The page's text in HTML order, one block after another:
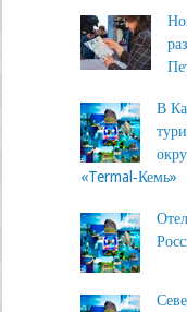
В
«Termal‑Кемь»